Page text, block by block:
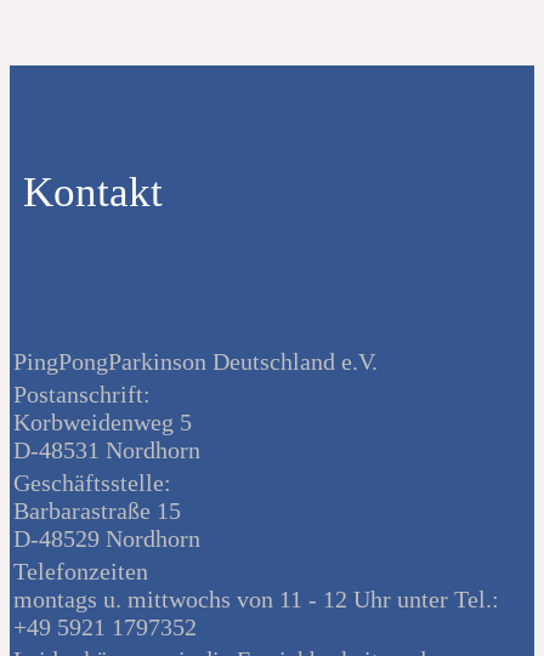
Kontakt
PingPongParkinson Deutschland e.V.
Postanschrift:
Korbweidenweg 5
D-48531 Nordhorn
Geschäftsstelle:
Barbarastraße 15
D-48529 Nordhorn
Telefonzeiten
montags u. mittwochs von 11 - 12 Uhr unter Tel.:
+49 5921 1797352